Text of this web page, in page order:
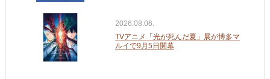
2026.08.06.
TVアニメ「光が死んだ夏」展が博多マ
ルイで9月5日開幕